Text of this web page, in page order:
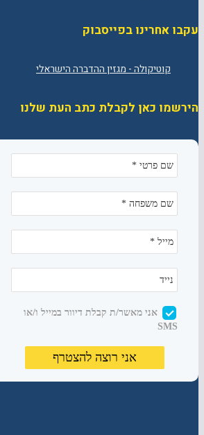
עקבו אחרינו בפייסבוק
הירשמו כאן לקבלת כתב העת שלנו